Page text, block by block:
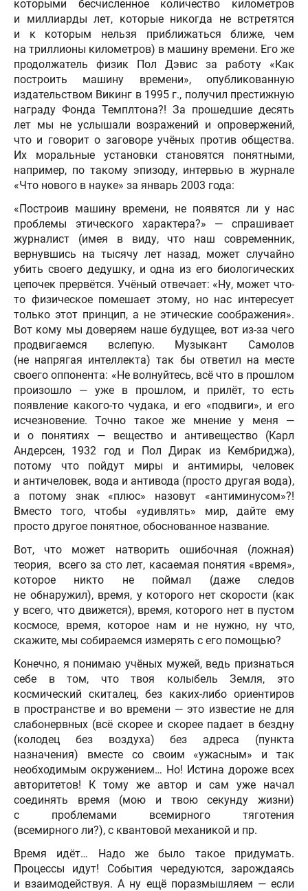
которыми бесчисленное количество километров
и миллиарды лет, которые никогда не встретятся
и к которым нельзя приближаться ближе, чем
на триллионы километров) в машину времени. Его же
продолжатель физик Пол Дэвис за работу «Как
построить машину времени», опубликованную
издательством Викинг в 1995 г., получил престижную
награду Фонда Темплтона?! За прошедшие десять
лет мы не услышали возражений и опровержений,
что и говорит о заговоре учёных против общества.
Их моральные установки становятся понятными,
например, по такому эпизоду, интервью в журнале
«Что нового в науке» за январь 2003 года:
«Построив машину времени, не появятся ли у нас
проблемы этического характера?» — спрашивает
журналист (имея в виду, что наш современник,
вернувшись на тысячу лет назад, может случайно
убить своего дедушку, и одна из его биологических
цепочек прервётся. Учёный отвечает: «Ну, может что-
то физическое помешает этому, но нас интересует
только этот принцип, а не этические соображения».
Вот кому мы доверяем наше будущее, вот из-за чего
продвигаемся вслепую. Музыкант Самолов
(не напрягая интеллекта) так бы ответил на месте
своего оппонента: «Не волнуйтесь, всё что в прошлом
произошло — уже в прошлом, и прилёт, то есть
появление какого-то чудака, и его «подвиги», и его
исчезновение. Точно такое же мнение у меня —
и о понятиях — вещество и антивещество (Карл
Андерсен, 1932 год и Пол Дирак из Кембриджа),
потому что пойдут миры и антимиры, человек
и античеловек, вода и антивода (просто другая вода),
а потому знак «плюс» назовут «антиминусом»?!
Вместо того, чтобы «удивлять» мир, дайте ему
просто другое понятное, обоснованное название.
Вот, что может натворить ошибочная (ложная)
теория, всего за сто лет, касаемая понятия «время»,
которое никто не поймал (даже следов
не обнаружил), время, у которого нет скорости (как
у всего, что движется), время, которого нет в пустом
космосе, время, которое нам и не нужно, ну что,
скажите, мы собираемся измерять с его помощью?
Конечно, я понимаю учёных мужей, ведь признаться
себе в том, что твоя колыбель Земля, это
космический скиталец, без каких-либо ориентиров
в пространстве и во времени — это известие не для
слабонервных (всё скорее и скорее падает в бездну
(колодец без воздуха) без адреса (пункта
назначения) вместе со своим «ужасным» и так
необходимым окружением… Но! Истина дороже всех
авторитетов! К тому же автор и сам уже начал
соединять время (мою и твою секунду жизни)
с проблемами всемирного тяготения
(всемирного ли?), с квантовой механикой и пр.
Время идёт… Надо же было такое придумать.
Процессы идут! События чередуются, зарождаясь
и взаимодействуя. А ну ещё поразмышляем — если